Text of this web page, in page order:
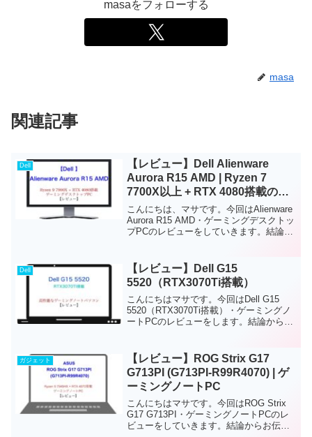
masaをフォローする
masa
関連記事
Dell
【レビュー】Dell Alienware
Aurora R15 AMD | Ryzen 7
7700X以上 + RTX 4080搭載のデ
スクトップPC
こんにちは、マサです。今回はAlienware
Aurora R15 AMD・ゲーミングデスクトッ
プPCのレビューをしていきます。結論か
ップパソコンです。以下のパーツが搭...
Dell
【レビュー】Dell G15
5520（RTX3070Ti搭載）
こんにちはマサです。今回はDell G15
5520（RTX3070Ti搭載）・ゲーミングノ
ートPCのレビューをします。結論からお
クゲーミングノートPCです。FPSゲ...
ガジェット
【レビュー】ROG Strix G17
G713PI (G713PI-R99R4070) | ゲ
ーミングノートPC
こんにちはマサです。今回はROG Strix
G17 G713PI・ゲーミングノートPCのレ
ビューをしていきます。結論からお伝え